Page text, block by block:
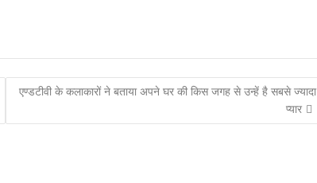
एण्डटीवी के कलाकारों ने बताया अपने घर की किस जगह से उन्हें है सबसे ज्यादा
प्यार